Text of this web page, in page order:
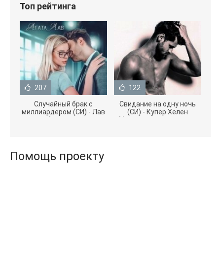
Топ рейтинга
207
Случайный брак с
миллиардером (СИ) - Лав
Агата (полная версия
122
Свидание на одну ночь
(СИ) - Купер Хелен
(бесплатные серии книг
Помощь проекту